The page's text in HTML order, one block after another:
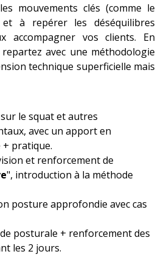
mouvements clés (comme le
à repérer les déséquilibres
accompagner vos clients. En
avec une méthodologie
technique superficielle mais
le squat et autres
avec un apport en
pratique.
et renforcement de
", introduction à la méthode
posture approfondie avec cas
posturale + renforcement des
les 2 jours.